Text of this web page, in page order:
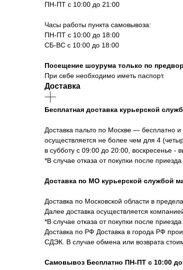
ПН-ПТ с 10:00 до 21:00
Часы работы пункта самовывоза:
ПН-ПТ с 10:00 до 18:00
СБ-ВС с 10:00 до 18:00
Посещение шоурума только по
При себе необходимо иметь паспорт.
Доставка
Бесплатная доставка курьерской
Доставка пальто по Москве — бесплатно и
осуществляется не более чем для 4
в субботу с 09:00 до 20:00, воскресенье -
*В случае отказа от покупки после
Доставка по МО курьерской службой
Доставка по Московской области в
Далее доставка осуществляется
*В случае отказа от покупки после
Доставка по РФ Доставка в города РФ
СДЭК. В случае обмена или возврата
Самовывоз Бесплатно ПН-ПТ с 10:00